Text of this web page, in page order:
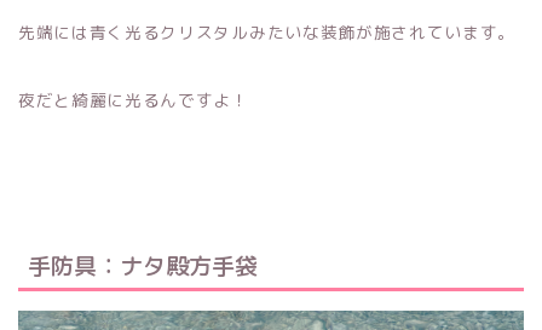
先端には青く光るクリスタルみたいな装飾が施されています。
夜だと綺麗に光るんですよ！
手防具：ナタ殿方手袋